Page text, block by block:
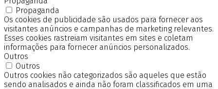
Propaganda
Os cookies de publicidade são usados para fornecer aos
visitantes anúncios e campanhas de marketing relevantes.
Esses cookies rastreiam visitantes em sites e coletam
informações para fornecer anúncios personalizados.
Outros
Outros
Outros cookies não categorizados são aqueles que estão
sendo analisados e ainda não foram classificados em uma